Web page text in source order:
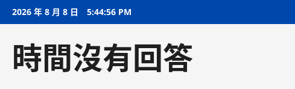
Skip2026 年 8 月 8 日 5:44:57 PM
時間沒有回答